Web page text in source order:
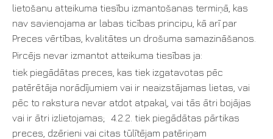
lietošanu atteikuma tiesību izmantošanas termiņā, kas
nav savienojama ar labas ticības principu, kā arī par
Preces vērtības, kvalitātes un drošuma samazināšanos.
Pircējs nevar izmantot atteikuma tiesības ja:
tiek piegādātas preces, kas tiek izgatavotas pēc
patērētāja norādījumiem vai ir neaizstājamas lietas, vai
pēc to rakstura nevar atdot atpakaļ, vai tās ātri bojājas
vai ir ātri izlietojamas; 4.2.2. tiek piegādātas pārtikas
preces, dzērieni vai citas tūlītējam patēriņam